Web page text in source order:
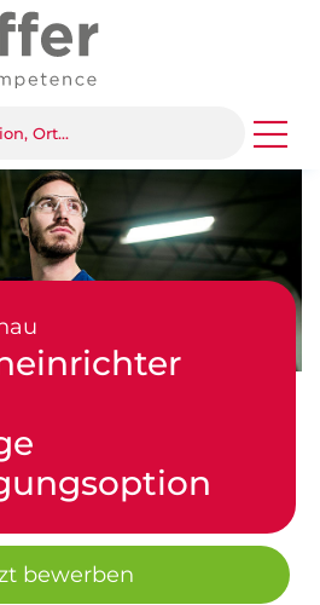
bewerben